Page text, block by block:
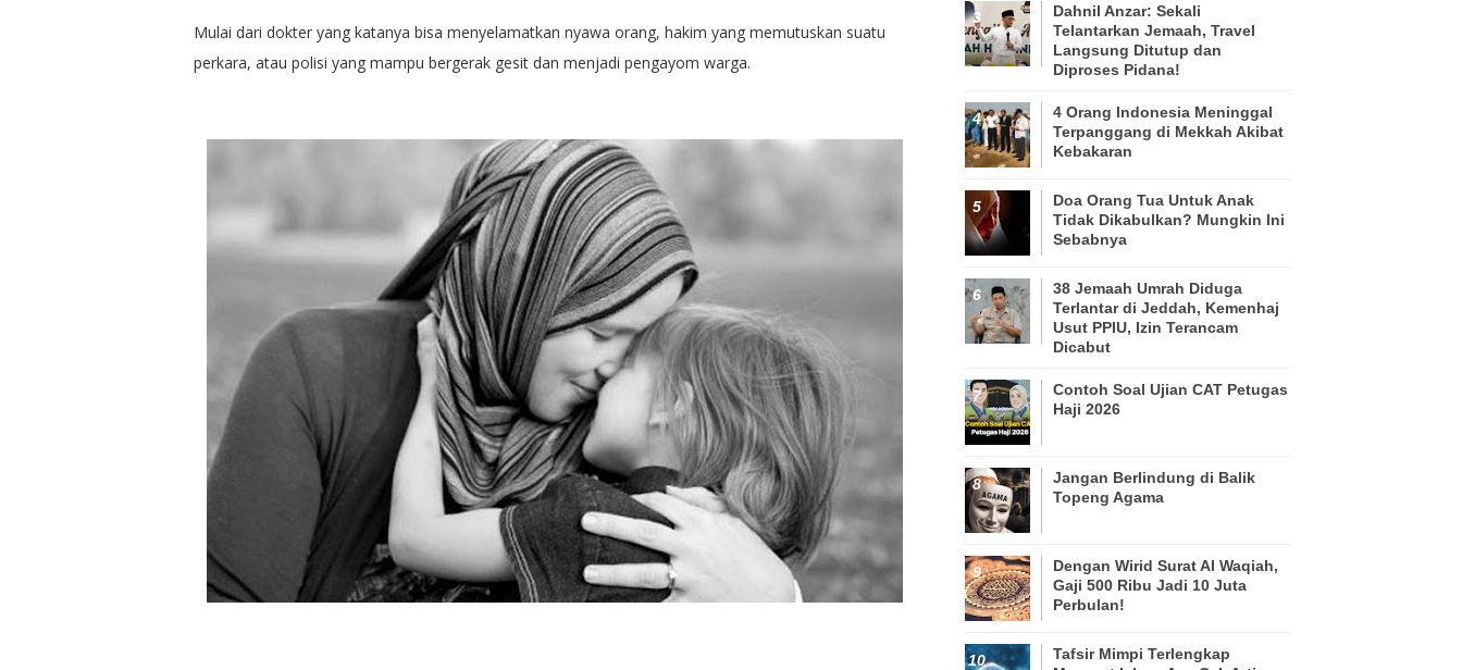
Mulai dari dokter yang katanya bisa menyelamatkan nyawa orang, hakim yang memutuskan suatu
perkara, atau polisi yang mampu bergerak gesit dan menjadi pengayom warga.
Dahnil Anzar: Sekali
Telantarkan Jemaah, Travel
Langsung Ditutup dan
Diproses Pidana!
4 Orang Indonesia Meninggal
Terpanggang di Mekkah Akibat
Kebakaran
Doa Orang Tua Untuk Anak
Tidak Dikabulkan? Mungkin Ini
Sebabnya
38 Jemaah Umrah Diduga
Terlantar di Jeddah, Kemenhaj
Usut PPIU, Izin Terancam
Dicabut
Contoh Soal Ujian CAT Petugas
Haji 2026
Jangan Berlindung di Balik
Topeng Agama
Dengan Wirid Surat Al Waqiah,
Gaji 500 Ribu Jadi 10 Juta
Perbulan!
Tafsir Mimpi Terlengkap